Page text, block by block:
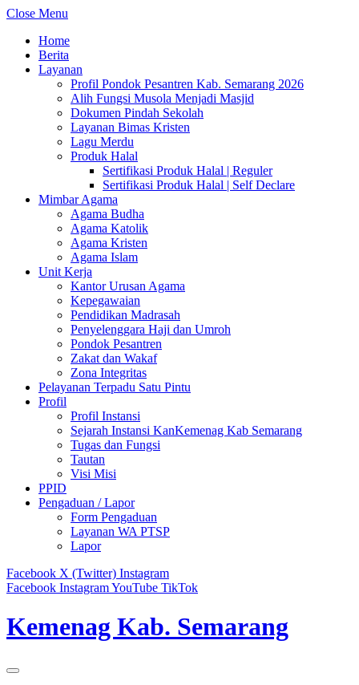
Close Menu
Home
Berita
Layanan
Profil Pondok Pesantren Kab. Semarang 2026
Alih Fungsi Musola Menjadi Masjid
Dokumen Pindah Sekolah
Layanan Bimas Kristen
Lagu Merdu
Produk Halal
Sertifikasi Produk Halal | Reguler
Sertifikasi Produk Halal | Self Declare
Mimbar Agama
Agama Budha
Agama Katolik
Agama Kristen
Agama Islam
Unit Kerja
Kantor Urusan Agama
Kepegawaian
Pendidikan Madrasah
Penyelenggara Haji dan Umroh
Pondok Pesantren
Zakat dan Wakaf
Zona Integritas
Pelayanan Terpadu Satu Pintu
Profil
Profil Instansi
Sejarah Instansi KanKemenag Kab Semarang
Tugas dan Fungsi
Tautan
Visi Misi
PPID
Pengaduan / Lapor
Form Pengaduan
Layanan WA PTSP
Lapor
Facebook X (Twitter) Instagram
Facebook InstagramYouTube TikTok
Kemenag Kab. Semarang